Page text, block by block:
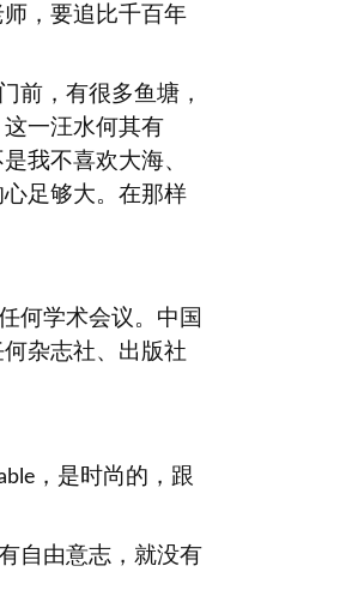
，要追比千百年
前，有很多鱼塘，
一汪水何其有
我不喜欢大海、
足够大。在那样
何学术会议。中国
杂志社、出版社
，是时尚的，跟
自由意志，就没有